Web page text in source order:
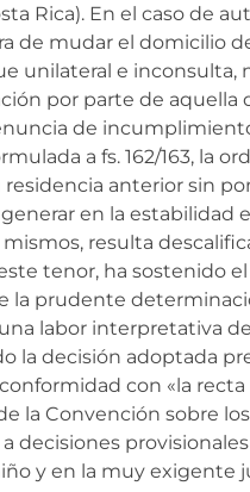
Rica). En el caso de
de mudar el domicilio
unilateral e inconsulta,
por parte de aquella
de
a fs. 162/163, la
residencia anterior sin
en la estabilidad
resulta
tenor, ha sostenido
la prudente
labor interpretativa
la decisión adoptada
con «la
la Convención sobre
decisiones
y en la muy exigente